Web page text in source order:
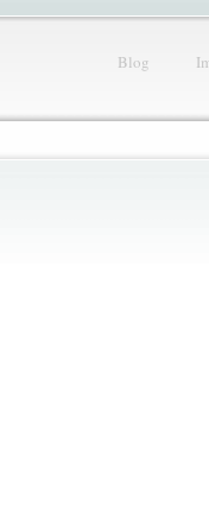
Blog